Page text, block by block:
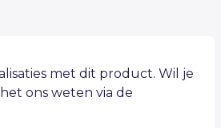
met dit product. Wil je
ons weten via de